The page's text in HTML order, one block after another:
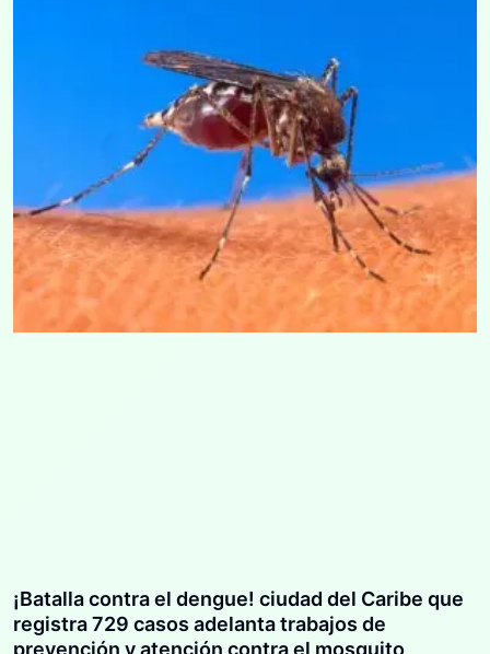
¡Batalla contra el dengue! ciudad del Caribe que
registra 729 casos adelanta trabajos de
prevención y atención contra el mosquito